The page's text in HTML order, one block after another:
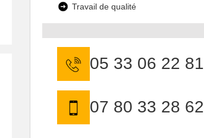
Travail de qualité
05 33 06 22 81
07 80 33 28 62